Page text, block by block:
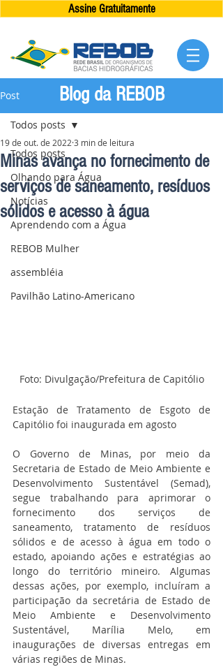
Assine Gratuitamente
Post
Todos posts
Olhando para Água
Notícias
Aprendendo com a Água
REBOB Mulher
assembléia
Pavilhão Latino-Americano
Todos posts
Minas avança no fornecimento de
serviços de saneamento, resíduos
sólidos e acesso à água
19 de out. de 2022 3 min de leitura
Foto: Divulgação/Prefeitura de Capitólio
Estação de Tratamento de Esgoto de
Capitólio foi inaugurada em agosto
O Governo de Minas, por meio da
Secretaria de Estado de Meio Ambiente e
Desenvolvimento Sustentável (Semad),
segue trabalhando para aprimorar o
fornecimento dos serviços de
saneamento, tratamento de resíduos
sólidos e de acesso à água em todo o
estado, apoiando ações e estratégias ao
longo do território mineiro. Algumas
dessas ações, por exemplo, incluíram a
participação da secretária de Estado de
Meio Ambiente e Desenvolvimento
Sustentável, Marília Melo, em
inaugurações de diversas entregas em
várias regiões de Minas.
Blog da REBOB